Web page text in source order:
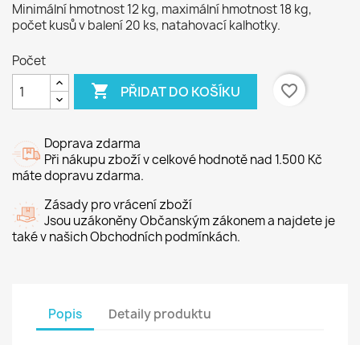
Minimální hmotnost 12 kg, maximální hmotnost 18 kg,
počet kusů v balení 20 ks, natahovací kalhotky.
Počet
 PŘIDAT DO KOŠÍKU favorite_border
Doprava zdarma
Při nákupu zboží v celkové hodnotě nad 1.500 Kč
máte dopravu zdarma.
Zásady pro vrácení zboží
Jsou uzákoněny Občanským zákonem a najdete je
také v našich Obchodních podmínkách.
Popis Detaily produktu